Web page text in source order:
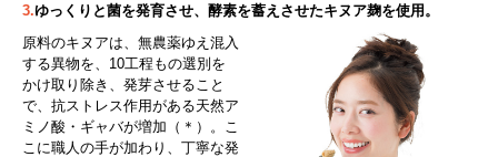
3.ゆっくりと菌を発育させ、酵素を蓄えさせたキヌア麹を使用。
原料のキヌアは、無農薬ゆえ混入
する異物を、10工程もの選別を
かけ取り除き、発芽させること
で、抗ストレス作用がある天然ア
ミノ酸・ギャバが増加（＊）。こ
こに職人の手が加わり、丁寧な発